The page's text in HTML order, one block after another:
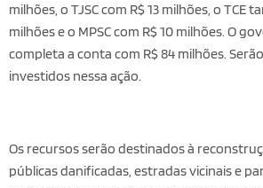
milhões, o TJSC com R$ 13 milhões, o TCE
milhões e o MPSC com R$ 10 milhões. O
completa a conta com R$ 84 milhões.
investidos nessa ação.
Os recursos serão destinados à
públicas danificadas, estradas vicinais e